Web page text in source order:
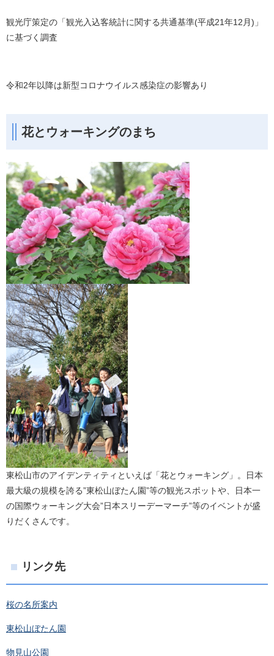
観光庁策定の「観光入込客統計に関する共通基準(平成21年12月)」
に基づく調査
令和2年以降は新型コロナウイルス感染症の影響あり
花とウォーキングのまち
東松山市のアイデンティティといえば「花とウォーキング」。日本
最大級の規模を誇る”東松山ぼたん園”等の観光スポットや、日本一
の国際ウォーキング大会”日本スリーデーマーチ”等のイベントが盛
りだくさんです。
リンク先
桜の名所案内
東松山ぼたん園
物見山公園